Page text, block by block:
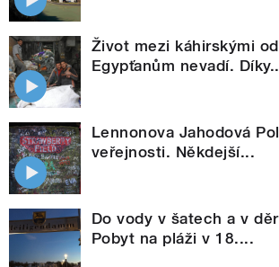
Život mezi káhirskými
Egypťanům nevadí.
Lennonova Jahodová
veřejnosti. Někdejší...
Do vody v šatech a v
Pobyt na pláži v 18....